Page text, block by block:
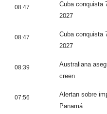
08:47
Cuba conquista
2027
08:47
Cuba conquista
2027
08:39
Australiana
creen
07:56
Alertan sobre
Panamá